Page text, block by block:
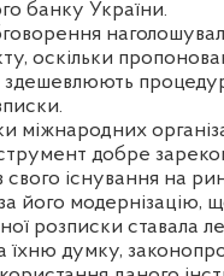
банку України.
оскільки
здешевлюють
міжнародних
добре
свого існування на
його модернізацію,
розписки ставала
думку,